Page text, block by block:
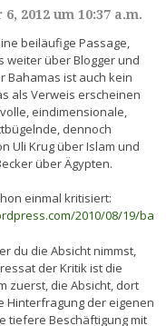
2012 um 10:37 a.m.
beiläufige Passage,
weiter über Blogger und
Bahamas ist auch kein
als Verweis erscheinen
eindimensionale,
dennoch
Uli Krug über Islam und
über Ägypten.
einmal kritisiert:
2010/08/19/
du die Absicht nimmst,
der Kritik ist die
zuerst, die Absicht, dort
Hinterfragung der eigenen
tiefere Beschäftigung mit